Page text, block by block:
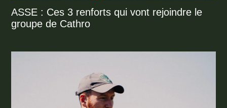
ASSE : Ces 3 renforts qui vont rejoindre le
groupe de Cathro